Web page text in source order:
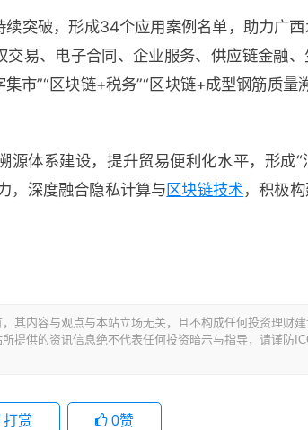
突破，形成34个应用案例名单，助力广
易、电子合同、企业服务、供应链金融
市”“区块链+税务”“区块链+成型钢筋质量
源体系建设，提升贸易便利化水平，形
，深度融合隐私计算与区块链技术，积极
其内容与观点与本站立场无关，且不构成任何投资理财
提供的资讯信息绝不代表任何投资暗示与指导，请谨防
打赏 0赞